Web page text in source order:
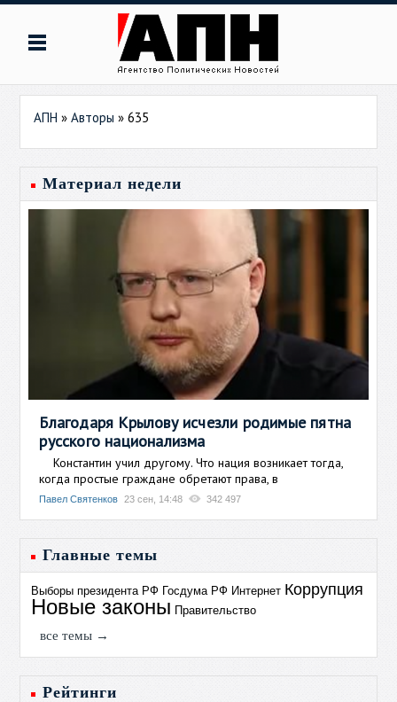
АПН »Авторы »635
Материал недели
Благодаря Крылову исчезли родимые пятна
русского национализма
Константин учил другому. Что нация возникает тогда,
когда простые граждане обретают права, в
Павел Святенков 23 сен, 14:48 342 497
Главные темы
Выборы президента РФ Госдума РФ Интернет Коррупция
Новые законы Правительство
все темы →
Рейтинги